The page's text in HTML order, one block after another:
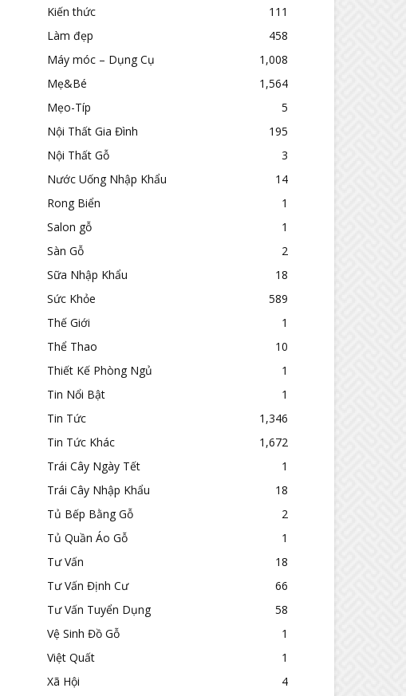
Kiến thức
111
Làm đẹp
458
Máy móc – Dụng Cụ
1,008
Mẹ&Bé
1,564
Mẹo-Típ
5
Nội Thất Gia Đình
195
Nội Thất Gỗ
3
Nước Uống Nhập Khẩu
14
Rong Biển
1
Salon gỗ
1
Sàn Gỗ
2
Sữa Nhập Khẩu
18
Sức Khỏe
589
Thế Giới
1
Thể Thao
10
Thiết Kế Phòng Ngủ
1
Tin Nổi Bật
1
Tin Tức
1,346
Tin Tức Khác
1,672
Trái Cây Ngày Tết
1
Trái Cây Nhập Khẩu
18
Tủ Bếp Bằng Gỗ
2
Tủ Quần Áo Gỗ
1
Tư Vấn
18
Tư Vấn Định Cư
66
Tư Vấn Tuyển Dụng
58
Vệ Sinh Đồ Gỗ
1
Việt Quất
1
Xã Hội
4